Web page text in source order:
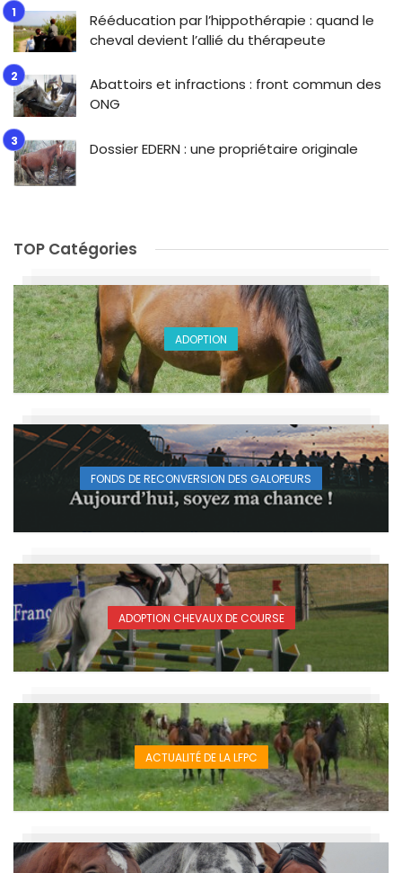
Rééducation par l’hippothérapie : quand le
cheval devient l’allié du thérapeute
Abattoirs et infractions : front commun des
ONG
Dossier EDERN : une propriétaire originale
TOP Catégories
ADOPTION
FONDS DE RECONVERSION DES GALOPEURS
ADOPTION CHEVAUX DE COURSE
ACTUALITÉ DE LA LFPC